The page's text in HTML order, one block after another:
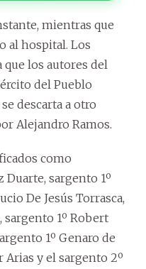
mientras que
al hospital. Los
los autores del
del Pueblo
descarta a otro
Alejandro Ramos.
como
sargento 1º
De Jesús Torrasca,
sargento 1º Robert
1º Genaro de
Arias y el sargento 2º